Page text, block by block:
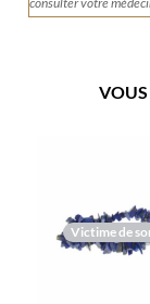
Victime de